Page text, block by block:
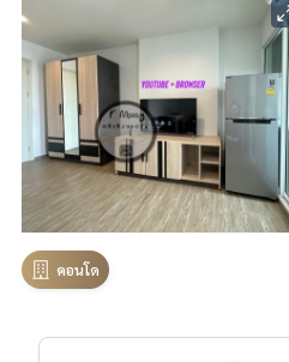
คอนโด